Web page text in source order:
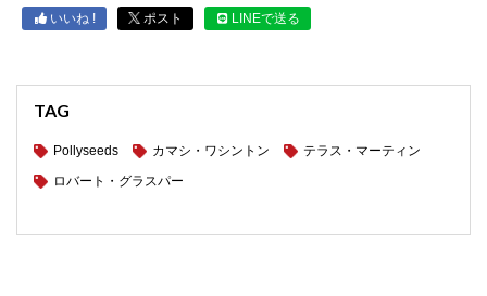
いいね ! ポスト LINEで送る
TAG
Pollyseeds カマシ・ワシントン
テラス・マーティン
ロバート・グラスパー